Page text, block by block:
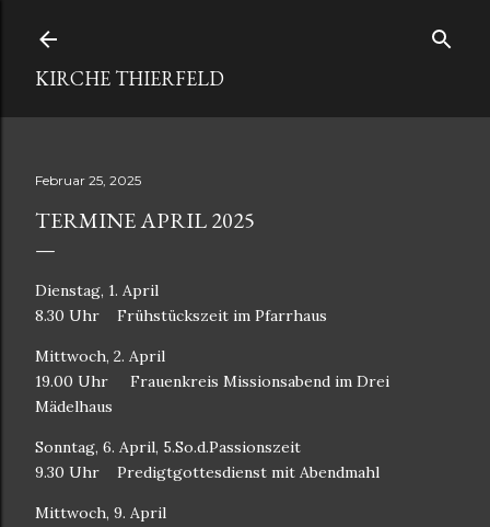
KIRCHE THIERFELD
Februar 25, 2025
TERMINE APRIL 2025
Dienstag, 1. April
8.30 Uhr
Frühstückszeit im Pfarrhaus
Mittwoch, 2. April
19.00 Uhr
Frauenkreis Missionsabend im Drei
Mädelhaus
Sonntag, 6. April, 5.So.d.Passionszeit
9.30 Uhr
Predigtgottesdienst mit Abendmahl
Mittwoch, 9. April